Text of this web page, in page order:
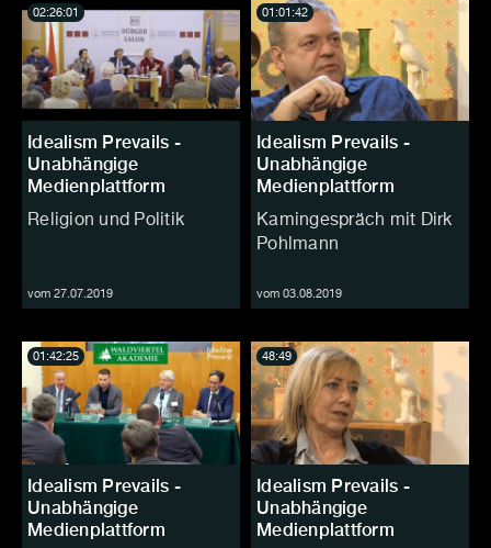
Idealism Prevails -
Unabhängige
Medienplattform
Religion und Politik
vom 27.07.2019
02:26:01
Idealism Prevails -
Unabhängige
Medienplattform
Kamingespräch mit Dirk
Pohlmann
vom 03.08.2019
01:01:42
Idealism Prevails -
Unabhängige
Medienplattform
01:42:25
Idealism Prevails -
Unabhängige
Medienplattform
48:49